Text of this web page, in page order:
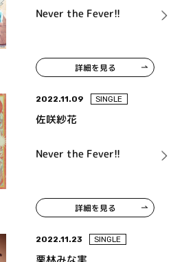
Never the Fever!!
詳細を見る
2022.11.09 SINGLE
佐咲紗花
Never the Fever!!
詳細を見る
2022.11.23 SINGLE